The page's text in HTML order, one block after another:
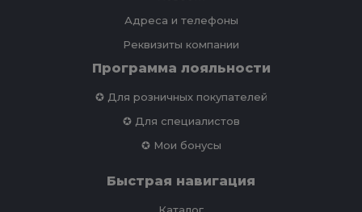
Адреса и телефоны
Реквизиты компании
Программа лояльности
✪ Для розничных покупателей
✪ Для специалистов
✪ Мои бонусы
Быстрая навигация